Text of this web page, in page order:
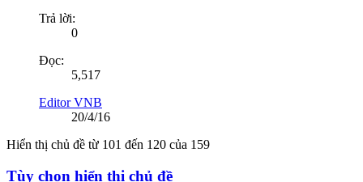
Trả lời:
0
Đọc:
5,517
Editor VNB
20/4/16
Hiển thị chủ đề từ 101 đến 120 của 159
Tùy chọn hiển thị chủ đề